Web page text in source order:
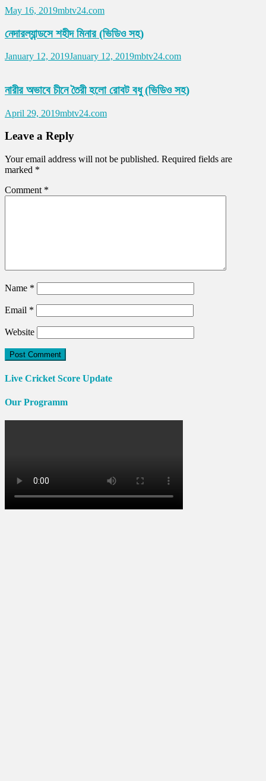
May 16, 2019mbtv24.com
নেদারল্যান্ডসে শহীদ মিনার (ভিডিও সহ)
January 12, 2019January 12, 2019mbtv24.com
নারীর অভাবে চীনে তৈরী হলো রোবট বধু (ভিডিও সহ)
April 29, 2019mbtv24.com
Leave a Reply
Your email address will not be published. Required fields are
marked *
Comment *
Name *
Email *
Website
Live Cricket Score Update
Our Programm